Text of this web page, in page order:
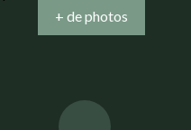
+ de photos